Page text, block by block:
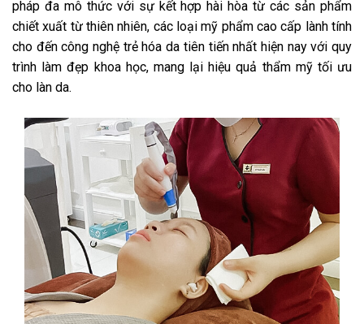
pháp đa mô thức với sự kết hợp hài hòa từ các sản phẩm
chiết xuất từ thiên nhiên, các loại mỹ phẩm cao cấp lành tính
cho đến công nghệ trẻ hóa da tiên tiến nhất hiện nay với quy
trình làm đẹp khoa học, mang lại hiệu quả thẩm mỹ tối ưu
cho làn da.